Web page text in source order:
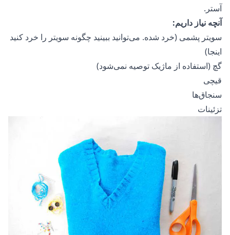
آستر.
آنچه نیاز داریم:
سویتر پشمی (خرد شده. می‌توانید ببینید چگونه سویتر را خرد کنید
اینجا)
گچ (استفاده از ماژیک توصیه نمی‌شود)
قیچی
سنجاق‌ها
تزئینات